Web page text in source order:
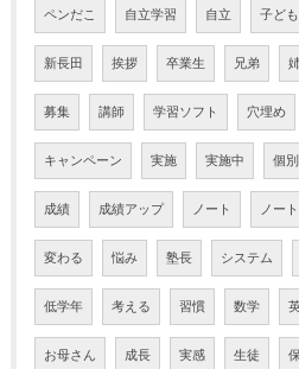
ペンだこ 自立学習 自立 子ども
新長田 挨拶 卒業生 兄弟
募集 講師 学習ソフト 穴埋め
キャンペーン 実施 実施中 個
成績 成績アップ ノート ノー
変わる 悩み 塾長 システム
低学年 考える 習慣 数学
お母さん 成長 実感 生徒